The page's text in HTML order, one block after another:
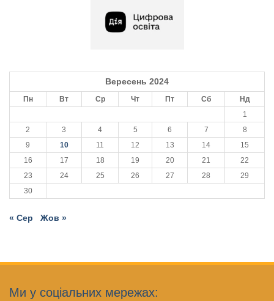
Вересень 2024
Пн Вт Ср Чт Пт Сб
Нд
1
2
3 4 5 6 7
8
9
10 11 12 13 14
15
16
17 18 19 20 21
22
23
24 25 26 27 28
29
30
« Сер Жов »
Ми у соціальних мережах: